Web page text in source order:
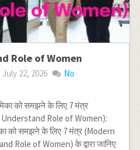
Role of Women
July 22, 2026
No
को समझने के लिए 7 मंत्र
Role of Women):
को समझने के लिए 7 मंत्र (Modern
Role of Women) के द्वारा जानिए